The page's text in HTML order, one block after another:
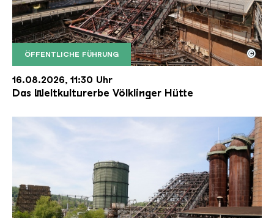
ÖFFENTLICHE FÜHRUNG
Der Erzschrägaufzug der Völklinger Hütte mit
Copyright: Weltkulturerbe Völklinger Hütte | Karl
©
16.08.2026, 11:30 Uhr
Das Weltkulturerbe Völklinger Hütte